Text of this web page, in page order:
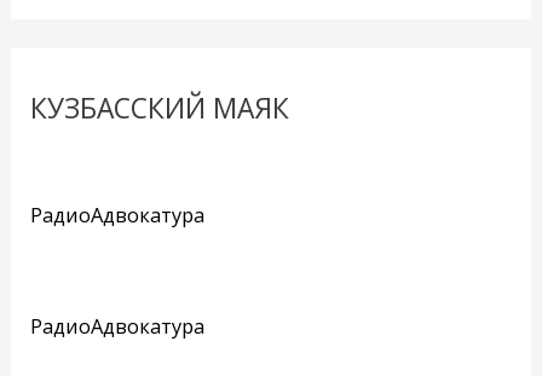
КУЗБАССКИЙ МАЯК
РадиоАдвокатура
РадиоАдвокатура